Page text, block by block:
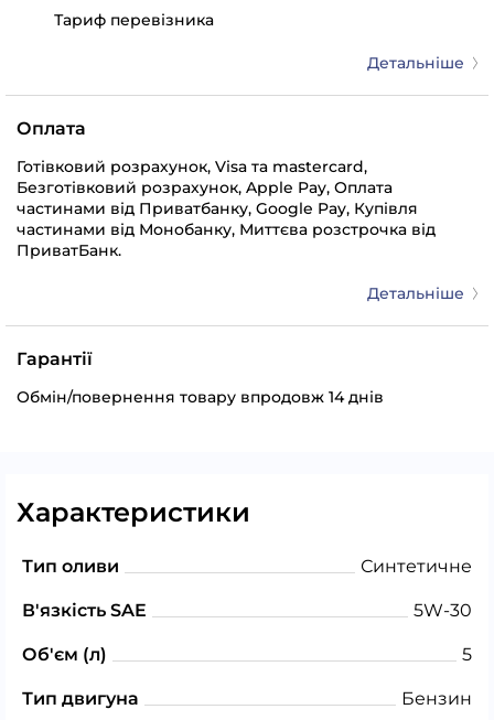
Тариф перевізника
Детальніше
Оплата
Готівковий розрахунок, Visa та mastercard,
Безготівковий розрахунок, Apple Pay, Оплата
частинами від Приватбанку, Google Pay, Купівля
частинами від Монобанку, Миттєва розстрочка від
ПриватБанк.
Детальніше
Гарантії
Обмін/повернення товару впродовж 14 днів
Характеристики
Тип оливи Синтетичне
В'язкість SAE 5W-30
Об'єм (л) 5
Тип двигуна Бензин